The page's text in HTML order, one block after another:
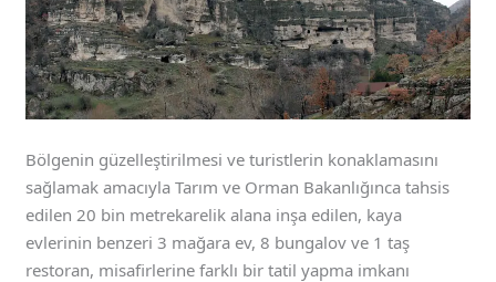
Bölgenin güzelleştirilmesi ve turistlerin konaklamasını
sağlamak amacıyla Tarım ve Orman Bakanlığınca tahsis
edilen 20 bin metrekarelik alana inşa edilen, kaya
evlerinin benzeri 3 mağara ev, 8 bungalov ve 1 taş
restoran, misafirlerine farklı bir tatil yapma imkanı